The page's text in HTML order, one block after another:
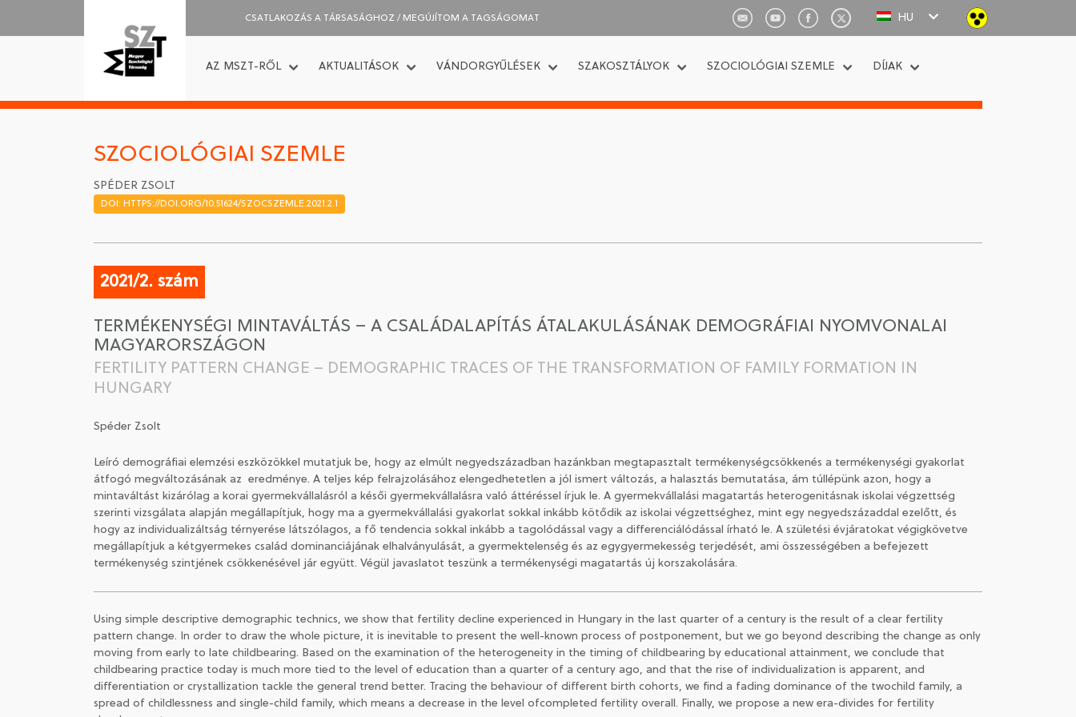
CSATLAKOZÁS A TÁRSASÁGHOZ / MEGÚJÍTOM A TAGSÁGOMAT HU
AZ MSZT-RŐL AKTUALITÁSOK VÁNDORGYŰLÉSEK SZAKOSZTÁLYOK SZOCIOLÓGIAI SZEMLE DÍJAK
SZOCIOLÓGIAI SZEMLE
SPÉDER ZSOLT
DOI: HTTPS://DOI.ORG/10.51624/SZOCSZEMLE.2021.2.1
2021/2. szám
TERMÉKENYSÉGI MINTAVÁLTÁS – A CSALÁDALAPÍTÁS ÁTALAKULÁSÁNAK DEMOGRÁFIAI NYOMVONALAI
MAGYARORSZÁGON
FERTILITY PATTERN CHANGE – DEMOGRAPHIC TRACES OF THE TRANSFORMATION OF FAMILY FORMATION IN
HUNGARY
Spéder Zsolt
Leíró demográfiai elemzési eszközökkel mutatjuk be, hogy az elmúlt negyedszázadban hazánkban megtapasztalt termékenységcsökkenés a termékenységi gyakorlat
átfogó megváltozásának az eredménye. A teljes kép felrajzolásához elengedhetetlen a jól ismert változás, a halasztás bemutatása, ám túllépünk azon, hogy a
mintaváltást kizárólag a korai gyermekvállalásról a késői gyermekvállalásra való áttéréssel írjuk le. A gyermekvállalási magatartás heterogenitásnak iskolai végzettség
szerinti vizsgálata alapján megállapítjuk, hogy ma a gyermekvállalási gyakorlat sokkal inkább kötődik az iskolai végzettséghez, mint egy negyedszázaddal ezelőtt, és
hogy az individualizáltság térnyerése látszólagos, a fő tendencia sokkal inkább a tagolódással vagy a differenciálódással írható le. A születési évjáratokat végigkövetve
megállapítjuk a kétgyermekes család dominanciájának elhalványulását, a gyermektelenség és az egygyermekesség terjedését, ami összességében a befejezett
termékenység szintjének csökkenésével jár együtt. Végül javaslatot teszünk a termékenységi magatartás új korszakolására.
Using simple descriptive demographic technics, we show that fertility decline experienced in Hungary in the last quarter of a century is the result of a clear fertility
pattern change. In order to draw the whole picture, it is inevitable to present the well-known process of postponement, but we go beyond describing the change as only
moving from early to late childbearing. Based on the examination of the heterogeneity in the timing of childbearing by educational attainment, we conclude that
childbearing practice today is much more tied to the level of education than a quarter of a century ago, and that the rise of individualization is apparent, and
differentiation or crystallization tackle the general trend better. Tracing the behaviour of different birth cohorts, we find a fading dominance of the twochild family, a
spread of childlessness and single-child family, which means a decrease in the level ofcompleted fertility overall. Finally, we propose a new era-divides for fertility